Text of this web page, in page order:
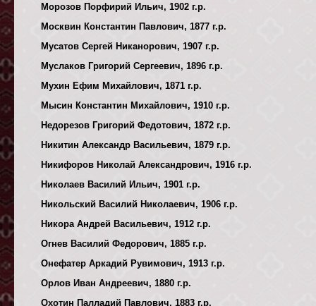
Морозов Порфирий Ильич, 1902 г.р.
Москвин Константин Павлович, 1877 г.р.
Мусатов Сергей Никанорович, 1907 г.р.
Муслаков Григорий Сергеевич, 1896 г.р.
Мухин Ефим Михайлович, 1871 г.р.
Мысин Константин Михайлович, 1910 г.р.
Недорезов Григорий Федотович, 1872 г.р.
Никитин Александр Васильевич, 1879 г.р.
Никифоров Николай Александрович, 1916 г.р.
Николаев Василий Ильич, 1901 г.р.
Никольский Василий Николаевич, 1906 г.р.
Никора Андрей Васильевич, 1912 г.р.
Огнев Василий Федорович, 1885 г.р.
Онефатер Аркадий Рувимович, 1913 г.р.
Орлов Иван Андреевич, 1880 г.р.
Охотин Палладий Павлович, 1883 г.р.